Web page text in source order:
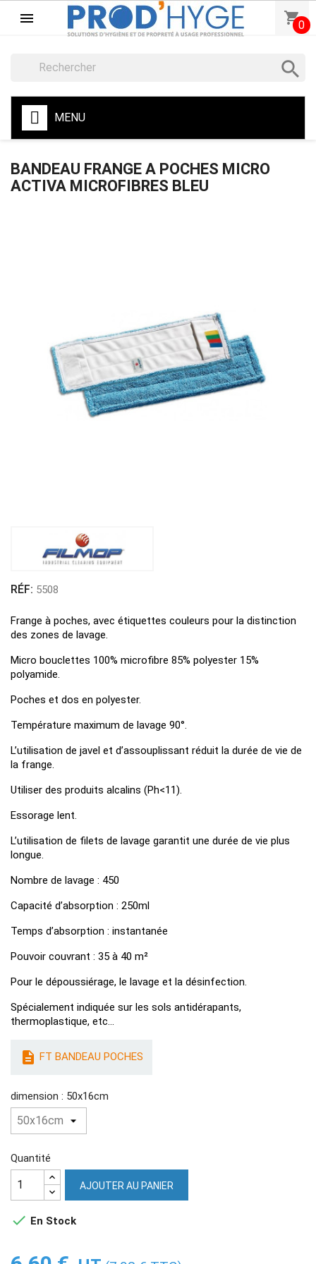
 shopping_cart0

MENU
BANDEAU FRANGE A POCHES MICRO
ACTIVA MICROFIBRES BLEU
RÉF: 5508
Frange à poches, avec étiquettes couleurs pour la distinction
des zones de lavage.
Micro bouclettes 100% microfibre 85% polyester 15%
polyamide.
Poches et dos en polyester.
Température maximum de lavage 90°.
L’utilisation de javel et d’assouplissant réduit la durée de vie de
la frange.
Utiliser des produits alcalins (Ph<11).
Essorage lent.
L’utilisation de filets de lavage garantit une durée de vie plus
longue.
Nombre de lavage : 450
Capacité d’absorption : 250ml
Temps d’absorption : instantanée
Pouvoir couvrant : 35 à 40 m²
Pour le dépoussiérage, le lavage et la désinfection.
Spécialement indiquée sur les sols antidérapants,
thermoplastique, etc…
 FT BANDEAU POCHES
dimension : 50x16cm
Quantité
AJOUTER AU PANIER
 En Stock